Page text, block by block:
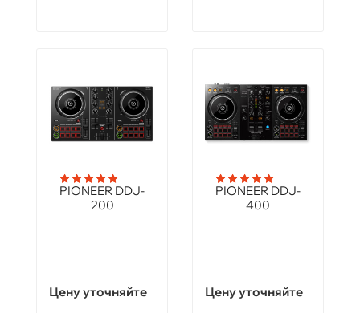
PIONEER DDJ-
200
Цену уточняйте
PIONEER DDJ-
400
Цену уточняйте